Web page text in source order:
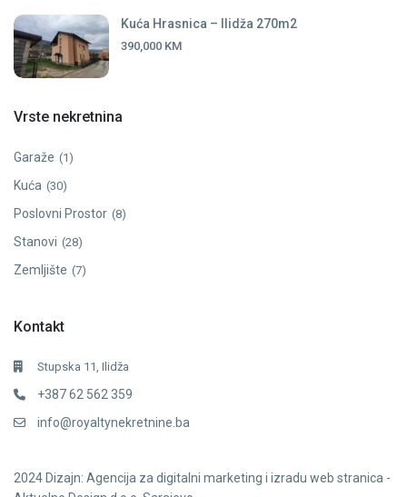
Kuća Hrasnica – Ilidža 270m2
390,000 KM
Vrste nekretnina
Garaže (1)
Kuća (30)
Poslovni Prostor (8)
Stanovi (28)
Zemljište (7)
Kontakt
Stupska 11, Ilidža
+387 62 562 359
info@royaltynekretnine.ba
2024 Dizajn: Agencija za digitalni marketing i izradu web stranica -